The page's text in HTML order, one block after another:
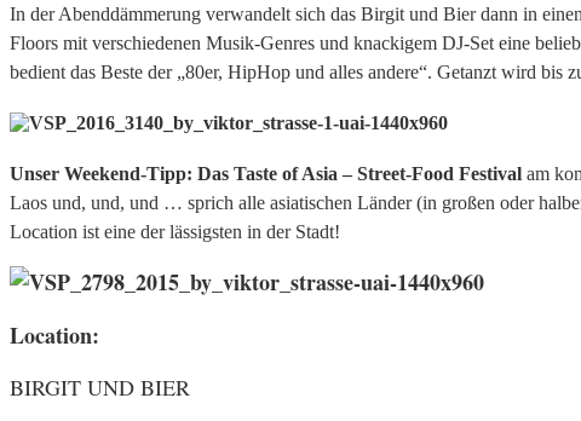
In der Abenddämmerung verwandelt sich das Birgit und Bier dann in
Floors mit verschiedenen Musik-Genres und knackigem DJ-Set eine
bedient das Beste der „80er, HipHop und alles andere“. Getanzt wird bis
Unser Weekend-Tipp: Das Taste of Asia – Street-Food Festival am
Laos und, und, und … sprich alle asiatischen Länder (in großen oder
Location ist eine der lässigsten in der Stadt!
Location:
BIRGIT UND BIER